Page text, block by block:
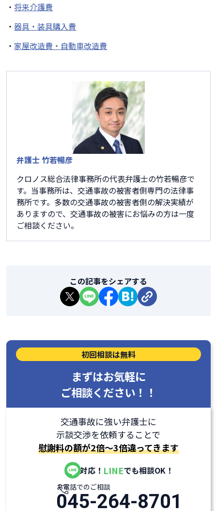
・ 将来介護費
・器具・装具購入費
・ 家屋改造費・自動車改造費
弁護士 竹若暢彦
クロノス総合法律事務所の代表弁護士の竹若暢彦で
す。当事務所は、交通事故の被害者側専門の法律事
務所です。多数の交通事故の被害者側の解決実績が
ありますので、交通事故の被害にお悩みの方は一度
ご相談ください。
この記事をシェアする
初回相談は無料
まずはお気軽に
ご相談ください！！
交通事故に強い弁護士に
示談交渉を依頼することで
慰謝料の額が2倍～3倍違ってきます
全国対応！ LINEでも相談OK！
お電話でのご相談
045-264-8701